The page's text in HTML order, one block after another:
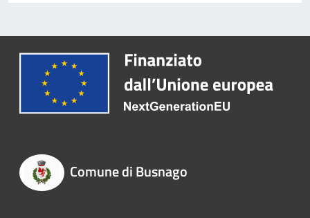
Comune di Busnago